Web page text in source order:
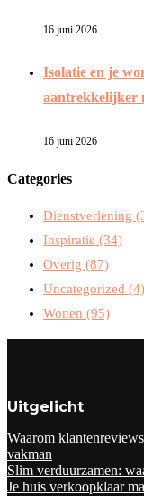
16 juni 2026
Isolatie en je
aantrekkelijker
16 juni 2026
Categories
Dienstverlening
Inspiratie (34)
Overig (87)
Uncategorized (4)
Wonen (95)
Uitgelicht
Waarom
vakman
Slim verduurzamen:
Je huis verkoopklaar